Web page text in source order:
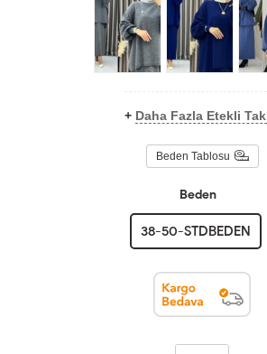
+ Daha Fazla Etekli
Beden Tablosu
Beden
38-50-STDBEDEN